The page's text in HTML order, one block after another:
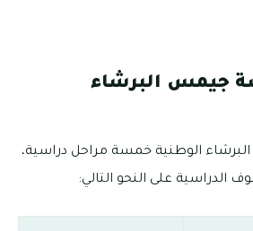
جيمس البرشاء
الوطنية خمسة مراحل دراسية،
الدراسية على النحو التالي: